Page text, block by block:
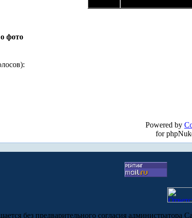
фото
Powered by
for
без предварительного согласия администратора